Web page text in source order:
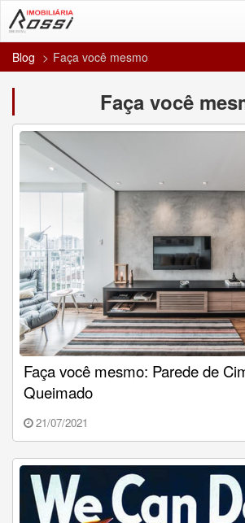
Blog Faça você mesmo
Faça você
Faça você mesmo: Parede de
Queimado
21/07/2021